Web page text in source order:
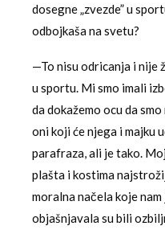
dosegne „zvezde” u
odbojkaša na svetu?
—To nisu odricanja i nije
u sportu. Mi smo imali
da dokažemo ocu da
oni koji će njega i majku
parafraza, ali je tako.
plašta i kostima
moralna načela koje
objašnjavala su bili